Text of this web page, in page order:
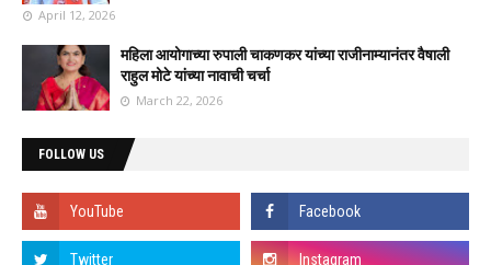
April 12, 2026
महिला आयोगाच्या रुपाली चाकणकर यांच्या राजीनाम्यानंतर वैषाली
राहुल मोटे यांच्या नावाची चर्चा
March 22, 2026
FOLLOW US